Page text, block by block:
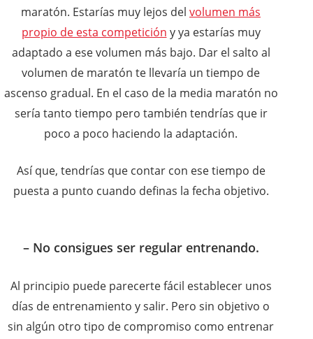
maratón. Estarías muy lejos del volumen más
propio de esta competición y ya estarías muy
adaptado a ese volumen más bajo. Dar el salto al
volumen de maratón te llevaría un tiempo de
ascenso gradual. En el caso de la media maratón no
sería tanto tiempo pero también tendrías que ir
poco a poco haciendo la adaptación.
Así que, tendrías que contar con ese tiempo de
puesta a punto cuando definas la fecha objetivo.
– No consigues ser regular entrenando.
Al principio puede parecerte fácil establecer unos
días de entrenamiento y salir. Pero sin objetivo o
sin algún otro tipo de compromiso como entrenar